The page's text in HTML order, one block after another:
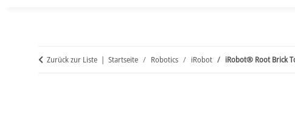
Zurück zur Liste Startseite Robotics iRobot iRobot® Root Brick